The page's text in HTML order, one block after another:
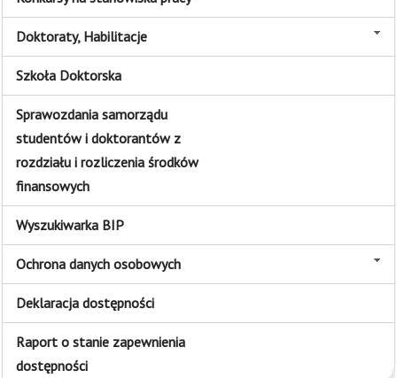
Doktoraty, Habilitacje
Szkoła Doktorska
Sprawozdania samorządu
studentów i doktorantów z
rozdziału i rozliczenia środków
finansowych
Wyszukiwarka BIP
Ochrona danych osobowych
Deklaracja dostępności
Raport o stanie zapewnienia
dostępności